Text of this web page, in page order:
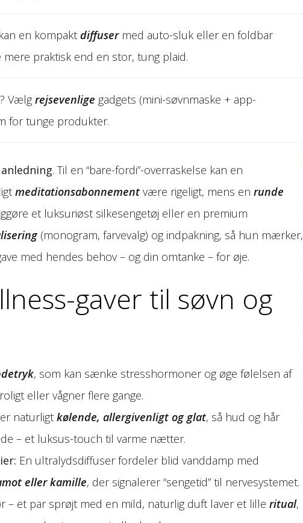
en kompakt diffusermed auto-sluk eller en foldbar
praktisk end en stor, tung plaid.
Vælg rejsevenlige gadgets (mini-søvnmaske + app-
for tunge produkter.
. Til en “bare-fordi”-overraskelse kan en
meditationsabonnement være rigeligt, mens en runde
et luksuriøst silkesengetøj eller en premium
(monogram, farvevalg) og indpakning, så hun mærker,
med hendes behov – og din omtanke – for øje.
gaver til søvn og
, som kan sænke stresshormoner og øge følelsen af
eller vågner flere gange.
naturligt kølende, allergivenligt og glat, så hud og hår
– et luksus-touch til varme nætter.
En ultralydsdiffuser fordeler blid vanddamp med
eller kamille, der signalerer “sengetid” til nervesystemet.
– et par sprøjt med en mild, naturlig duft laver et lille ritual,